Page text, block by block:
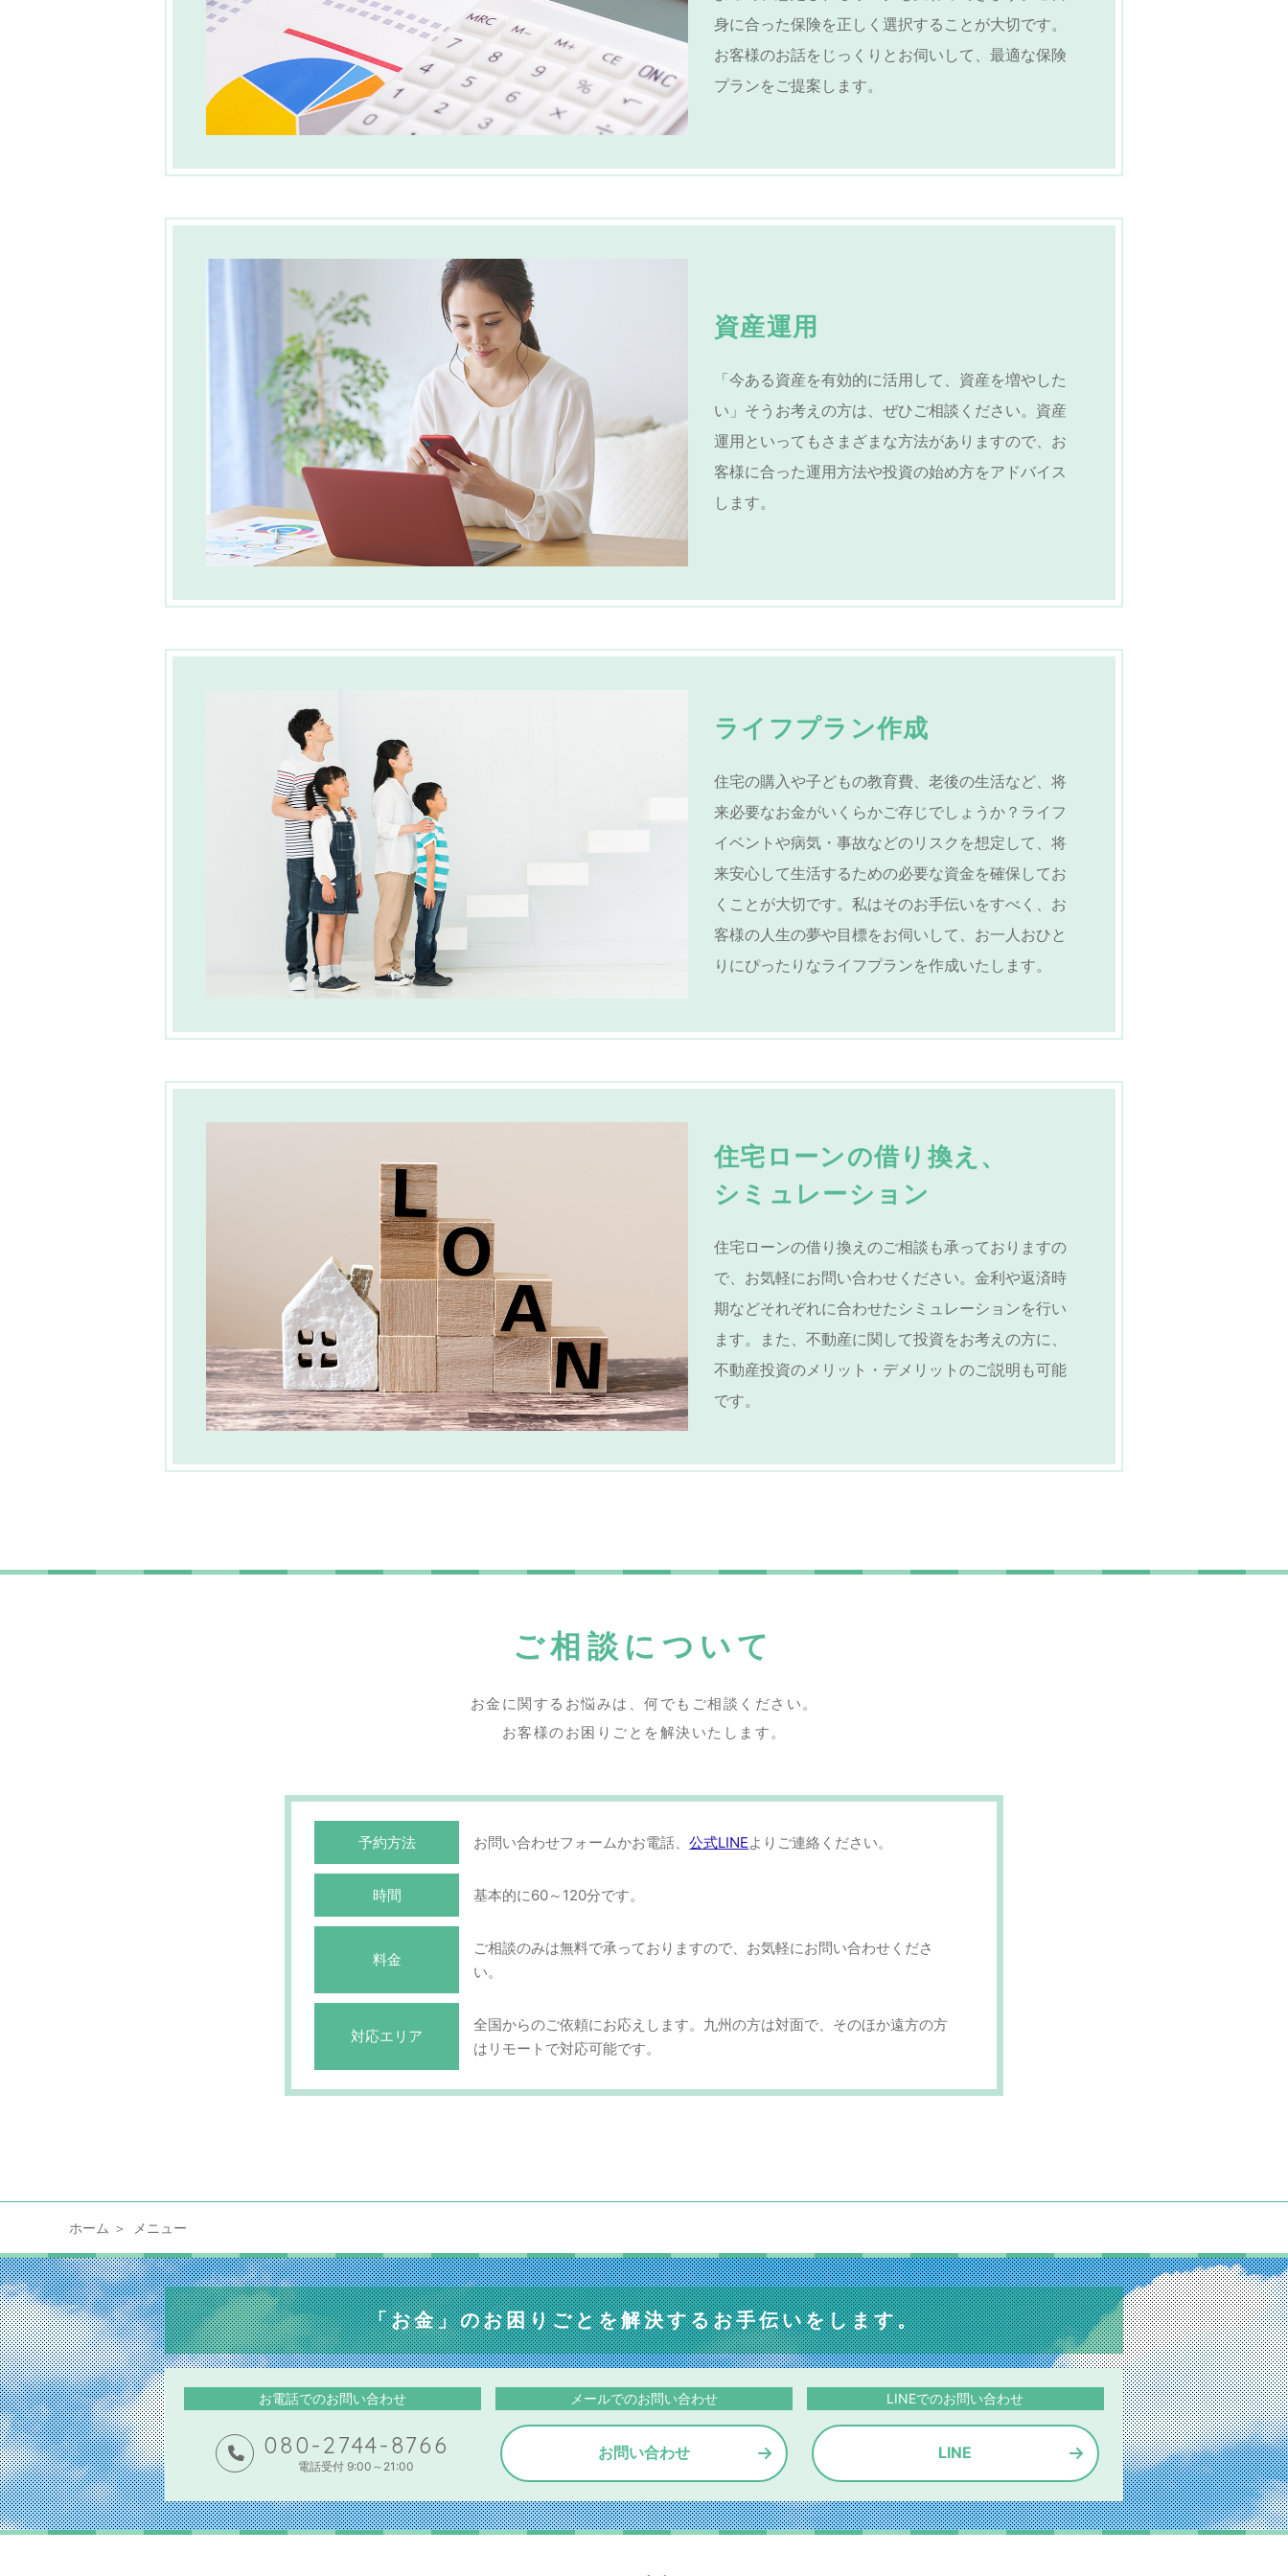
身に合った保険を正しく選択することが大切です。
お客様のお話をじっくりとお伺いして、最適な保険
プランをご提案します。
資産運用
「今ある資産を有効的に活用して、資産を増やした
い」そうお考えの方は、ぜひご相談ください。資産
運用といってもさまざまな方法がありますので、お
客様に合った運用方法や投資の始め方をアドバイス
します。
ライフプラン作成
住宅の購入や子どもの教育費、老後の生活など、将
来必要なお金がいくらかご存じでしょうか？ライフ
イベントや病気・事故などのリスクを想定して、将
来安心して生活するための必要な資金を確保してお
くことが大切です。私はそのお手伝いをすべく、お
客様の人生の夢や目標をお伺いして、お一人おひと
りにぴったりなライフプランを作成いたします。
住宅ローンの借り換え、
シミュレーション
住宅ローンの借り換えのご相談も承っておりますの
で、お気軽にお問い合わせください。金利や返済時
期などそれぞれに合わせたシミュレーションを行い
ます。また、不動産に関して投資をお考えの方に、
不動産投資のメリット・デメリットのご説明も可能
です。
ご相談について
お金に関するお悩みは、何でもご相談ください。
お客様のお困りごとを解決いたします。
予約方法 お問い合わせフォームかお電話、公式LINEよりご連絡ください。
時間 基本的に60～120分です。
料金
ご相談のみは無料で承っておりますので、お気軽にお問い合わせくださ
い。
対応エリア
全国からのご依頼にお応えします。九州の方は対面で、そのほか遠方の方
はリモートで対応可能です。
ホーム メニュー
「お金」のお困りごとを解決するお手伝いをします。
お電話でのお問い合わせ
080-2744-8766
電話受付 9:00～21:00
メールでのお問い合わせ
お問い合わせ
LINEでのお問い合わせ
LINE